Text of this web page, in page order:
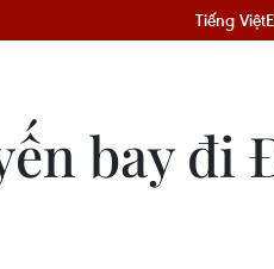
Tiếng Việt
bay đi